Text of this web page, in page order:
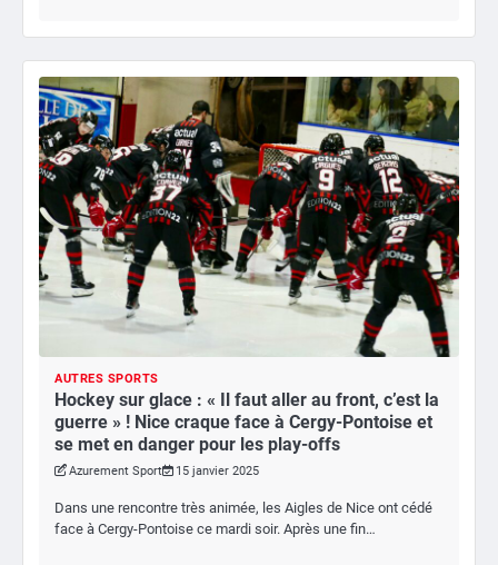
AUTRES SPORTS
Hockey sur glace : « Il faut aller au front, c’est la
guerre » ! Nice craque face à Cergy-Pontoise et
se met en danger pour les play-offs
Azurement Sport 15 janvier 2025
Dans une rencontre très animée, les Aigles de Nice ont cédé
face à Cergy-Pontoise ce mardi soir. Après une fin…